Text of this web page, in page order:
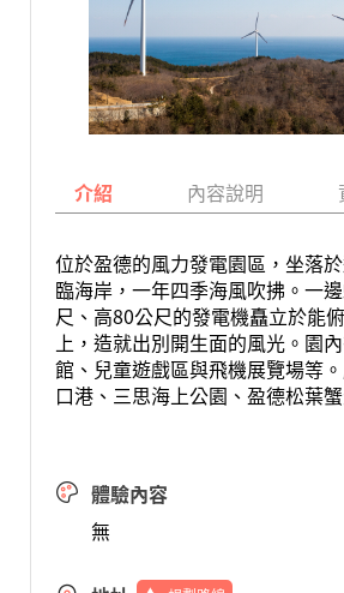
介紹 內容說明
位於盈德的風力發電園區，坐落
臨海岸，一年四季海風吹拂。一
尺、高80公尺的發電機矗立於能
上，造就出別開生面的風光。園
館、兒童遊戲區與飛機展覽場等
口港、三思海上公園、盈德松葉
體驗內容
無